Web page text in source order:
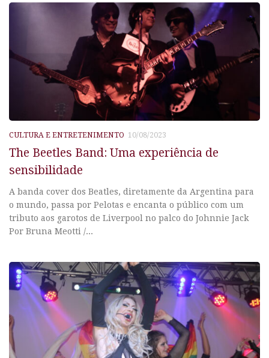
CULTURA E ENTRETENIMENTO 10/08/2023
The Beetles Band: Uma experiência de
sensibilidade
A banda cover dos Beatles, diretamente da Argentina para
o mundo, passa por Pelotas e encanta o público com um
tributo aos garotos de Liverpool no palco do Johnnie Jack
Por Bruna Meotti /...